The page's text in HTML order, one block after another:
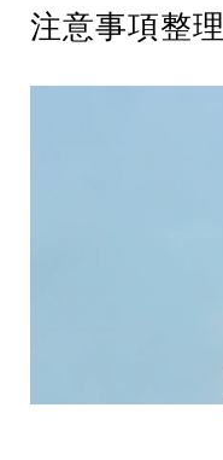
注意事項整理